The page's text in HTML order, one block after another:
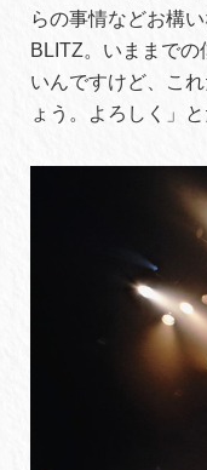
らの事情などお構
BLITZ。いままでの
いんですけど、こ
ょう。よろしく」